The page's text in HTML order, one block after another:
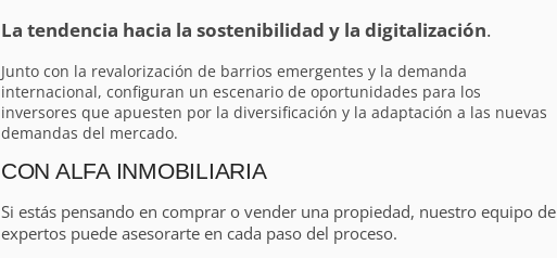
La tendencia hacia la sostenibilidad y la digitalización.
Junto con la revalorización de barrios emergentes y la demanda
internacional, configuran un escenario de oportunidades para los
inversores que apuesten por la diversificación y la adaptación a las nuevas
demandas del mercado.
CON ALFA INMOBILIARIA
Si estás pensando en comprar o vender una propiedad, nuestro equipo de
expertos puede asesorarte en cada paso del proceso.